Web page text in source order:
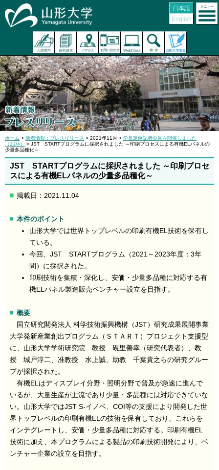
日本語
English
ホーム > 新着情報：プレスリリース > 2021年11月 > 学長定例記者会見を開催しました
（11/4）
> JST STARTプログラムに採択されました ～印刷プロセスによる有機ELパネルの
少量多品種化～
JST STARTプログラムに採択されました ～印刷プロセ
スによる有機ELパネルの少量多品種化～
掲載日：2021.11.04
本件のポイント
山形大学では世界トップレベルの印刷有機EL技術を保有し
ている。
今回、JST STARTプログラム（2021～2023年度：3年
間）に採択された。
印刷技術を集積・深化し、安価・少量多品種に対応する有
機ELパネル製造販売ベンチャー設立を目指す。
概要
国立研究開発法人 科学技術振興機構（JST）研究成果展開事業
大学発新産業創出プログラム（ＳＴＡＲＴ）プロジェクト支援型
に、山形大学学術研究院 教授 硯里善幸（研究代表者）、教
授 城戸淳二、准教授 水上誠、助教 千葉貴之らの研究グルー
プが採択された。
有機ELはディスプレイ分野・照明分野で普及が急速に進んで
いるが、大量生産が主流であり少量・多品種には対応できていな
い。山形大学ではJST S-イノベ、COI等の支援により開発した世
界トップレベルの印刷有機ELの技術を保有しており、これらを
インテグレートし、安価・少量多品種に対応する。印刷有機EL
技術に加え、本プログラムによる製品の印刷技術開発により、ベ
ンチャー企業の設立を目指す。